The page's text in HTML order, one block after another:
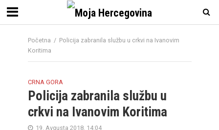
Početna / Policija zabranila službu u crkvi na Ivanovim
Koritima
CRNA GORA
Policija zabranila službu u
crkvi na Ivanovim Koritima
19. Avgusta 2018. 14:04